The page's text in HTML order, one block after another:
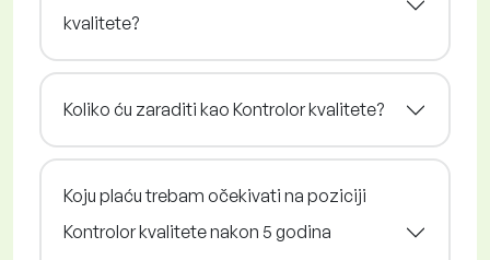
kvalitete?
Koliko ću zaraditi kao Kontrolor kvalitete?
Koju plaću trebam očekivati na poziciji
Kontrolor kvalitete nakon 5 godina